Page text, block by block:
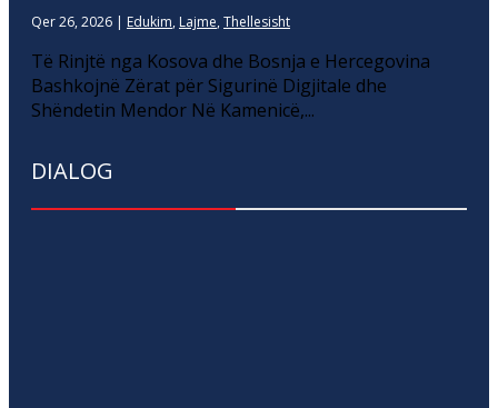
Qer 26, 2026 | Edukim, Lajme, Thellesisht
Të Rinjtë nga Kosova dhe Bosnja e Hercegovina
Bashkojnë Zërat për Sigurinë Digjitale dhe
Shëndetin Mendor Në Kamenicë,...
DIALOG